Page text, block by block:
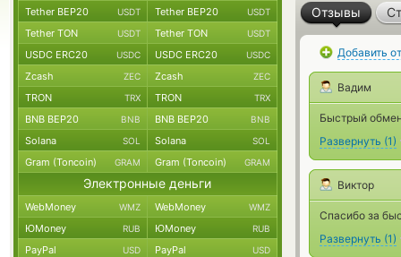
Отзывы
Добавить
Вадим
Быстрый
Развернуть (1)
Виктор
Спасибо за
Развернуть (1)
Tether BEP20 USDT Tether BEP20 USDT
Tether TON USDT Tether TON USDT
USDC ERC20 USDC USDC ERC20 USDC
Zcash ZEC Zcash ZEC
TRON TRX TRON TRX
BNB BEP20 BNB BNB BEP20 BNB
Solana SOL Solana SOL
Gram (Toncoin) GRAM Gram (Toncoin) GRAM
Электронные деньги
WebMoney WMZ WebMoney WMZ
ЮMoney RUB ЮMoney RUB
PayPal USD PayPal USD